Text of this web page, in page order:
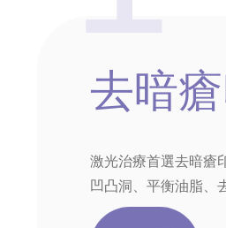
去暗
激光治療首選去暗瘡
凹凸洞、平衡油脂、